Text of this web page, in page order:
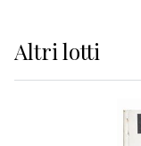
Altrilotti